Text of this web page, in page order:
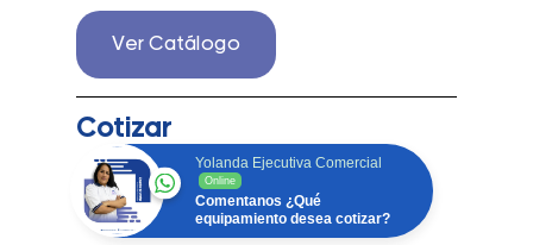
La estufa universal UN55 de 53 litros
Ver Catálogo
Cotizar
Yolanda Ejecutiva Comercial
Online
Comentanos ¿Qué
equipamiento desea cotizar?